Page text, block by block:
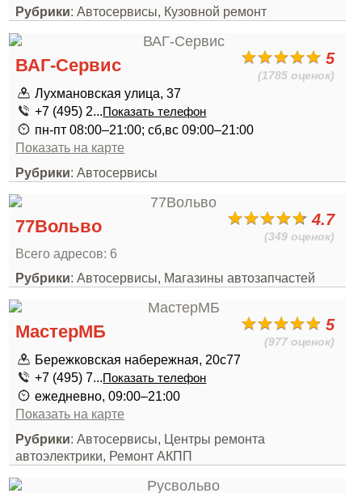
Рубрики: Автосервисы, Кузовной ремонт
5
(1785 оценок)
ВАГ-Сервис
Лухмановская улица, 37
+7 (495) 2...Показать телефон
пн-пт 08:00–21:00; сб,вс 09:00–21:00
Показать на карте
Рубрики: Автосервисы
4.7
(349 оценок)
77Вольво
Всего адресов: 6
Рубрики: Автосервисы, Магазины автозапчастей
5
(977 оценок)
МастерМБ
Бережковская набережная, 20с77
+7 (495) 7...Показать телефон
ежедневно, 09:00–21:00
Показать на карте
Рубрики: Автосервисы, Центры ремонта
автоэлектрики, Ремонт АКПП